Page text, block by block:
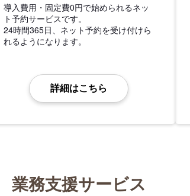
導入費用・固定費0円で始められるネッ
ト予約サービスです。
24時間365日、ネット予約を受け付けら
れるようになります。
詳細はこちら
業務支援サービス